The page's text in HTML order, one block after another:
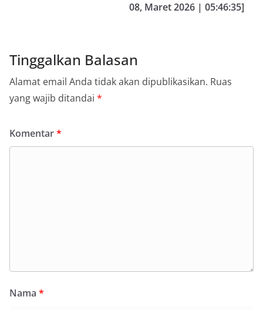
08, Maret 2026 | 05:46:35]
Tinggalkan Balasan
Alamat email Anda tidak akan dipublikasikan. Ruas
yang wajib ditandai *
Komentar*
Nama *